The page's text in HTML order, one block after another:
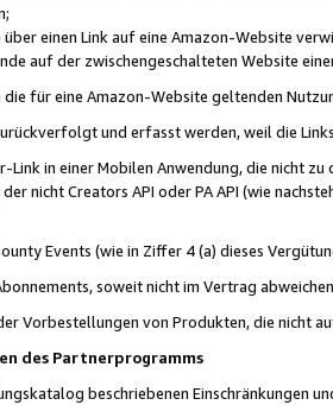
einen Link auf eine Amazon-Website
auf der zwischengeschalteten Website
für eine Amazon-Website geltenden
und erfasst werden, weil die
in einer Mobilen Anwendung, die nicht
nicht Creators API oder PA API (wie
Events (wie in Ziffer 4 (a) dieses
soweit nicht im Vertrag
Vorbestellungen von Produkten, die nicht
des Partnerprogramms
beschriebenen Einschränkungen